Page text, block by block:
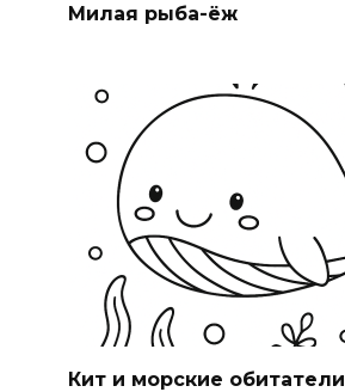
Милая рыба-ёж
Кит и морские обитатели